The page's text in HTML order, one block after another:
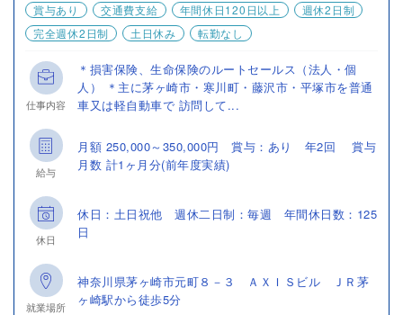
賞与あり
交通費支給 年間休日120日以上
週休2日制
完全週休2日制
土日休み 転勤なし
仕事内容
＊損害保険、生命保険のルートセールス（法人・個
人） ＊主に茅ヶ崎市・寒川町・藤沢市・平塚市を普通
車又は軽自動車で 訪問して...
給与
月額 250,000～350,000円 賞与：あり 年2回 賞与
月数 計1ヶ月分(前年度実績)
休日
休日：土日祝他 週休二日制：毎週 年間休日数：125
日
就業場所
神奈川県茅ヶ崎市元町８－３ ＡＸＩＳビル ＪＲ茅
ヶ崎駅から徒歩5分